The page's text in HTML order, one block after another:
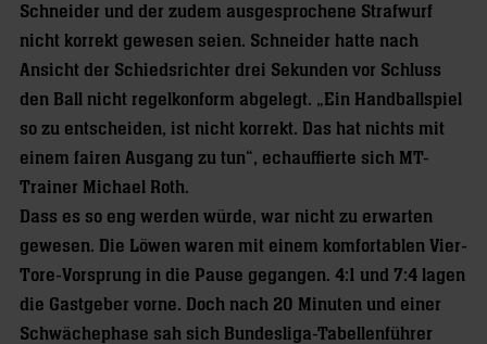
Schneider und der zudem ausgesprochene Strafwurf
nicht korrekt gewesen seien. Schneider hatte nach
Ansicht der Schiedsrichter drei Sekunden vor Schluss
den Ball nicht regelkonform abgelegt. „Ein Handballspiel
so zu entscheiden, ist nicht korrekt. Das hat nichts mit
einem fairen Ausgang zu tun“, echauffierte sich MT-
Trainer Michael Roth.
Dass es so eng werden würde, war nicht zu erwarten
gewesen. Die Löwen waren mit einem komfortablen Vier-
Tore-Vorsprung in die Pause gegangen. 4:1 und 7:4 lagen
die Gastgeber vorne. Doch nach 20 Minuten und einer
Schwächephase sah sich Bundesliga-Tabellenführer